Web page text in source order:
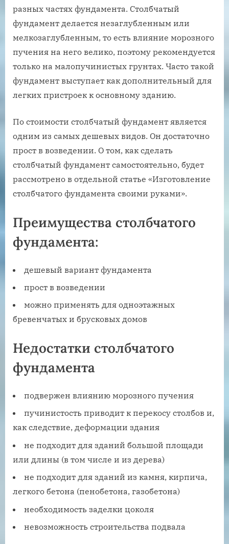
разных частях фундамента. Столбчатый
фундамент делается незаглубленным или
мелкозаглубленным, то есть влияние морозного
пучения на него велико, поэтому рекомендуется
только на малопучинистых грунтах. Часто такой
фундамент выступает как дополнительный для
легких пристроек к основному зданию.
По стоимости столбчатый фундамент является
одним из самых дешевых видов. Он достаточно
прост в возведении. О том, как сделать
столбчатый фундамент самостоятельно, будет
рассмотрено в отдельной статье «Изготовление
столбчатого фундамента своими руками».
Преимущества столбчатого
фундамента:
дешевый вариант фундамента
прост в возведении
можно применять для одноэтажных
бревенчатых и брусковых домов
Недостатки столбчатого
фундамента
подвержен влиянию морозного пучения
пучинистость приводит к перекосу столбов и,
как следствие, деформации здания
не подходит для зданий большой площади
или длины (в том числе и из дерева)
не подходит для зданий из камня, кирпича,
легкого бетона (пенобетона, газобетона)
необходимость заделки цоколя
невозможность строительства подвала